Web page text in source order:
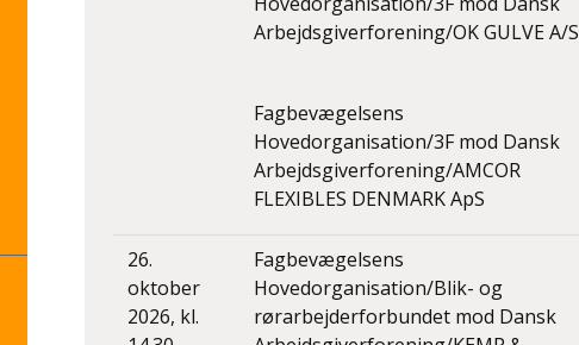
Arbejdsgiverforening/OK GULVE A/S
Fagbevægelsens
Hovedorganisation/3F mod Dansk
Arbejdsgiverforening/AMCOR
FLEXIBLES DENMARK ApS
26.
oktober
2026, kl.
Fagbevægelsens
Hovedorganisation/Blik- og
rørarbejderforbundet mod Dansk